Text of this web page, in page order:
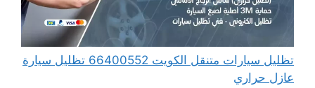
تظليل سيارات متنقل الكويت 66400552 تظليل سيارة
عازل حراري